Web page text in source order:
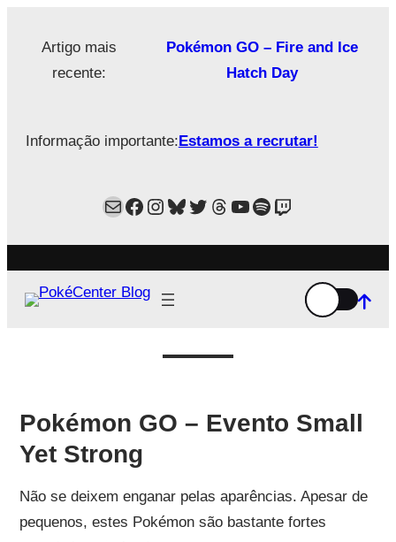
Artigo mais
recente:
Pokémon GO – Fire and Ice
Hatch Day
Informação importante:Estamos a recrutar!
MailFacebook
Instagram
Bluesky
Twitter
Estamos no Threads!
YouTube
Spotify
Twitch
Pokémon GO – Evento Small
Yet Strong
Não se deixem enganar pelas aparências. Apesar de
pequenos, estes Pokémon são bastante fortes